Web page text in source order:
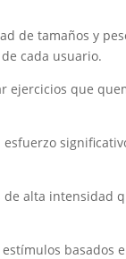
de tamaños y
cada usuario.
que
de alta intensidad
basados